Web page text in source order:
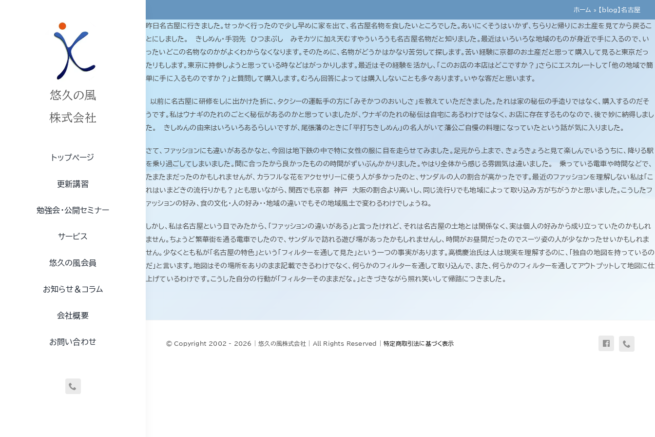
悠久の風
株式会社
トップページ
更新講習
勉強会・公開セミナー
サービス
悠久の風会員
お知らせ＆コラム
会社概要
お問い合わせ
ホーム » 【blog】名古屋
昨日名古屋に行きました。せっかく行ったので少し早めに家を出て、名古屋名物を食したいところでした。あいにくそうはいかず、ちらりと帰りにお土産を見てから戻るこ
とにしました。 きしめん・手羽先 ひつまぶし みそカツに加え天むすやういろうも名古屋名物だと知りました。最近はいろいろな地域のものが身近で手に入るので、い
ったいどこの名物なのかがよくわからなくなります。そのために、名物がどうかはかなり苦労して探します。苦い経験に京都のお土産だと思って購入して見ると東京だっ
たリもします。東京に持参しようと思っている時などはがっかりします。最近はその経験を活かし、「このお店の本店はどこですか？」さらにエスカレートして「他の地域で簡
単に手に入るものですか？」と質問して購入します。むろん回答によっては購入しないことも多々あります。いやな客だと思います。
以前に名古屋に研修をしに出かけた折に、タクシーの運転手の方に「みそかつのおいしさ」を教えていただきました。たれは家の秘伝の手造りではなく、購入するのだそ
うです。私はウナギのたれのごとく秘伝があるのかと思っていましたが、ウナギのたれの秘伝は自宅にあるわけではなく、お店に存在するものなので、後で妙に納得しまし
た。 きしめんの由来はいろいろあるらしいですが、尾張藩のときに「平打ちきしめん」の名人がいて藩公ご自慢の料理になっていたという話が気に入りました。
さて、ファッションにも違いがあるかなと、今回は地下鉄の中で特に女性の服に目を走らせてみました。足元から上まで、きょろきょろと見て楽しんでいるうちに、降りる駅
を乗り過ごしてしまいました。間に合ったから良かったものの時間がずいぶんかかりました。やはり全体から感じる雰囲気は違いました。 乗っている電車や時間などで、
たまたまだったのかもしれませんが、カラフルな花をアクセサリーに使う人が多かったのと、サンダルの人の割合が高かったです。最近のファッションを理解しない私は「こ
れはいまどきの流行りかも？」とも思いながら、関西でも京都 神戸 大阪の割合より高いし、同じ流行りでも地域によって取り込み方がちがうかと思いました。こうしたフ
ァッションの好み、食の文化・人の好み・・地域の違いでもその地域風土で変わるわけでしょうね。
しかし、私は名古屋という目でみたから、「ファッションの違いがある」と言ったけれど、それは名古屋の土地とは関係なく、実は個人の好みから成り立っていたのかもしれ
ません。ちょうど繁華街を通る電車でしたので、サンダルで訪れる遊び場があったかもしれませんし、時間がお昼間だったのでスーツ姿の人が少なかったせいかもしれま
せん。少なくとも私が「名古屋の特色」という「フィルターを通して見た」という一つの事実があります。高橋慶治氏は人は現実を理解するのに、「独自の地図を持っているの
だ」と言います。地図はその場所をありのまま記載できるわけでなく、何らかのフィルターを通して取り込んで、また、何らかのフィルターを通してアウトプットして地図に仕
上げているわけです。こうした自分の行動が「フィルターそのままだな。」ときづきながら照れ笑いして帰路につきました。
© Copyright 2002 - 2026 | 悠久の風株式会社 | All Rights Reserved |特定商取引法に基づく表示